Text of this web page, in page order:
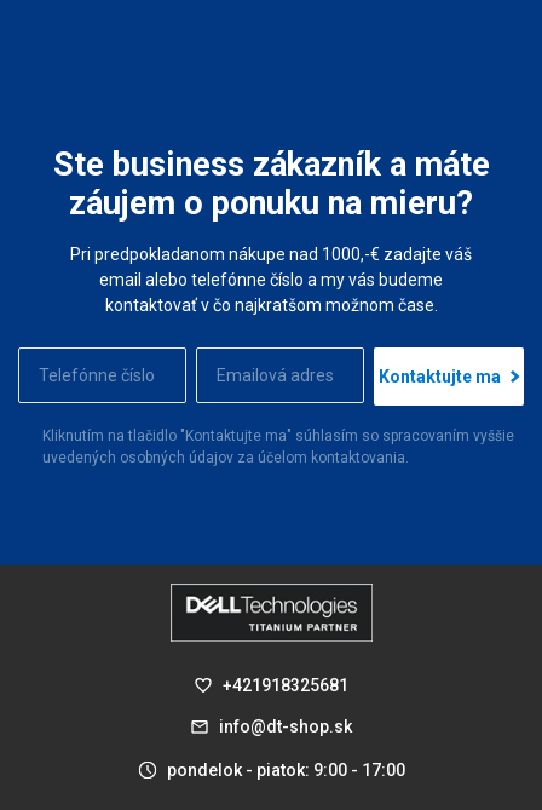
Ste business zákazník a máte
záujem o ponuku na mieru?
Pri predpokladanom nákupe nad 1000,-€ zadajte váš
email alebo telefónne číslo a my vás budeme
kontaktovať v čo najkratšom možnom čase.
Kontaktujte ma
Kliknutím na tlačidlo "Kontaktujte ma" súhlasím so spracovaním vyššie
uvedených osobných údajov za účelom kontaktovania.
+421918325681
info@dt-shop.sk
pondelok - piatok: 9:00 - 17:00